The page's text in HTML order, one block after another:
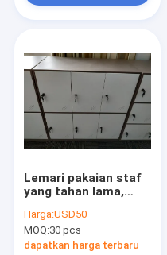
Quote request suatu
Peti anjing peliharaan
BBQ & Fire pit
Tempat Tidur Sofa Lipat
Kabinet Alas Ponsel
Lemari pakaian staf
yang tahan lama,
baja 6 pintu
H1000XW900XD400mm
Harga:USD50
MOQ:30 pcs
dapatkan harga terbaru